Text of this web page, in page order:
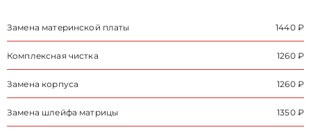
Замена материнской платы 1440 ₽
Комплексная чистка 1260 ₽
Замена корпуса 1260 ₽
Замена шлейфа матрицы 1350 ₽